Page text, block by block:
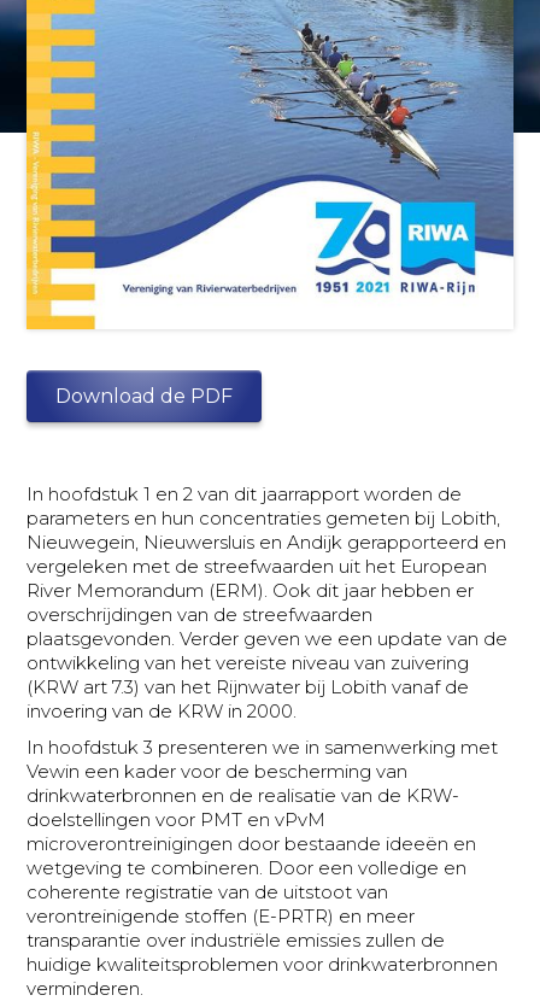
Download de PDF
In hoofdstuk 1 en 2 van dit jaarrapport worden de
parameters en hun concentraties gemeten bij Lobith,
Nieuwegein, Nieuwersluis en Andijk gerapporteerd en
vergeleken met de streefwaarden uit het European
River Memorandum (ERM). Ook dit jaar hebben er
overschrijdingen van de streefwaarden
plaatsgevonden. Verder geven we een update van de
ontwikkeling van het vereiste niveau van zuivering
(KRW art 7.3) van het Rijnwater bij Lobith vanaf de
invoering van de KRW in 2000.
In hoofdstuk 3 presenteren we in samenwerking met
Vewin een kader voor de bescherming van
drinkwaterbronnen en de realisatie van de KRW-
doelstellingen voor PMT en vPvM
microverontreinigingen door bestaande ideeën en
wetgeving te combineren. Door een volledige en
coherente registratie van de uitstoot van
verontreinigende stoffen (E-PRTR) en meer
transparantie over industriële emissies zullen de
huidige kwaliteitsproblemen voor drinkwaterbronnen
verminderen.